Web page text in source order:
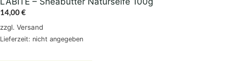
14,00€
zzgl. Versand
Lieferzeit: nicht angegeben